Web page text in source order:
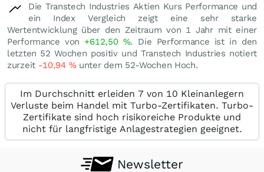
Die Transtech Industries Aktien Kurs Performance und
ein Index Vergleich zeigt eine sehr starke
Wertentwicklung über den Zeitraum von 1 Jahr mit einer
Performance von +612,50 %. Die Performance ist in den
letzten 52 Wochen positiv und Transtech Industries notiert
zurzeit -10,94 %unter dem 52-Wochen Hoch.
Im Durchschnitt erleiden 7 von 10 Kleinanlegern
Verluste beim Handel mit Turbo-Zertifikaten. Turbo-
Zertifikate sind hoch risikoreiche Produkte und
nicht für langfristige Anlagestrategien geeignet.
Newsletter